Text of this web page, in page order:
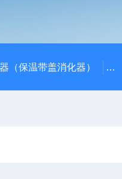
（保温带盖消化器）